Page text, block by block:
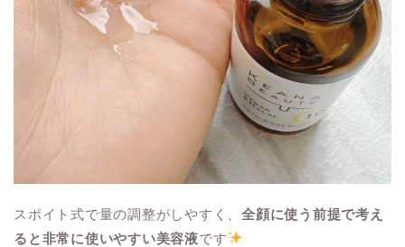
スポイト式で量の調整がしやすく、全顔に使う前提で考え
ると非常に使いやすい美容液です